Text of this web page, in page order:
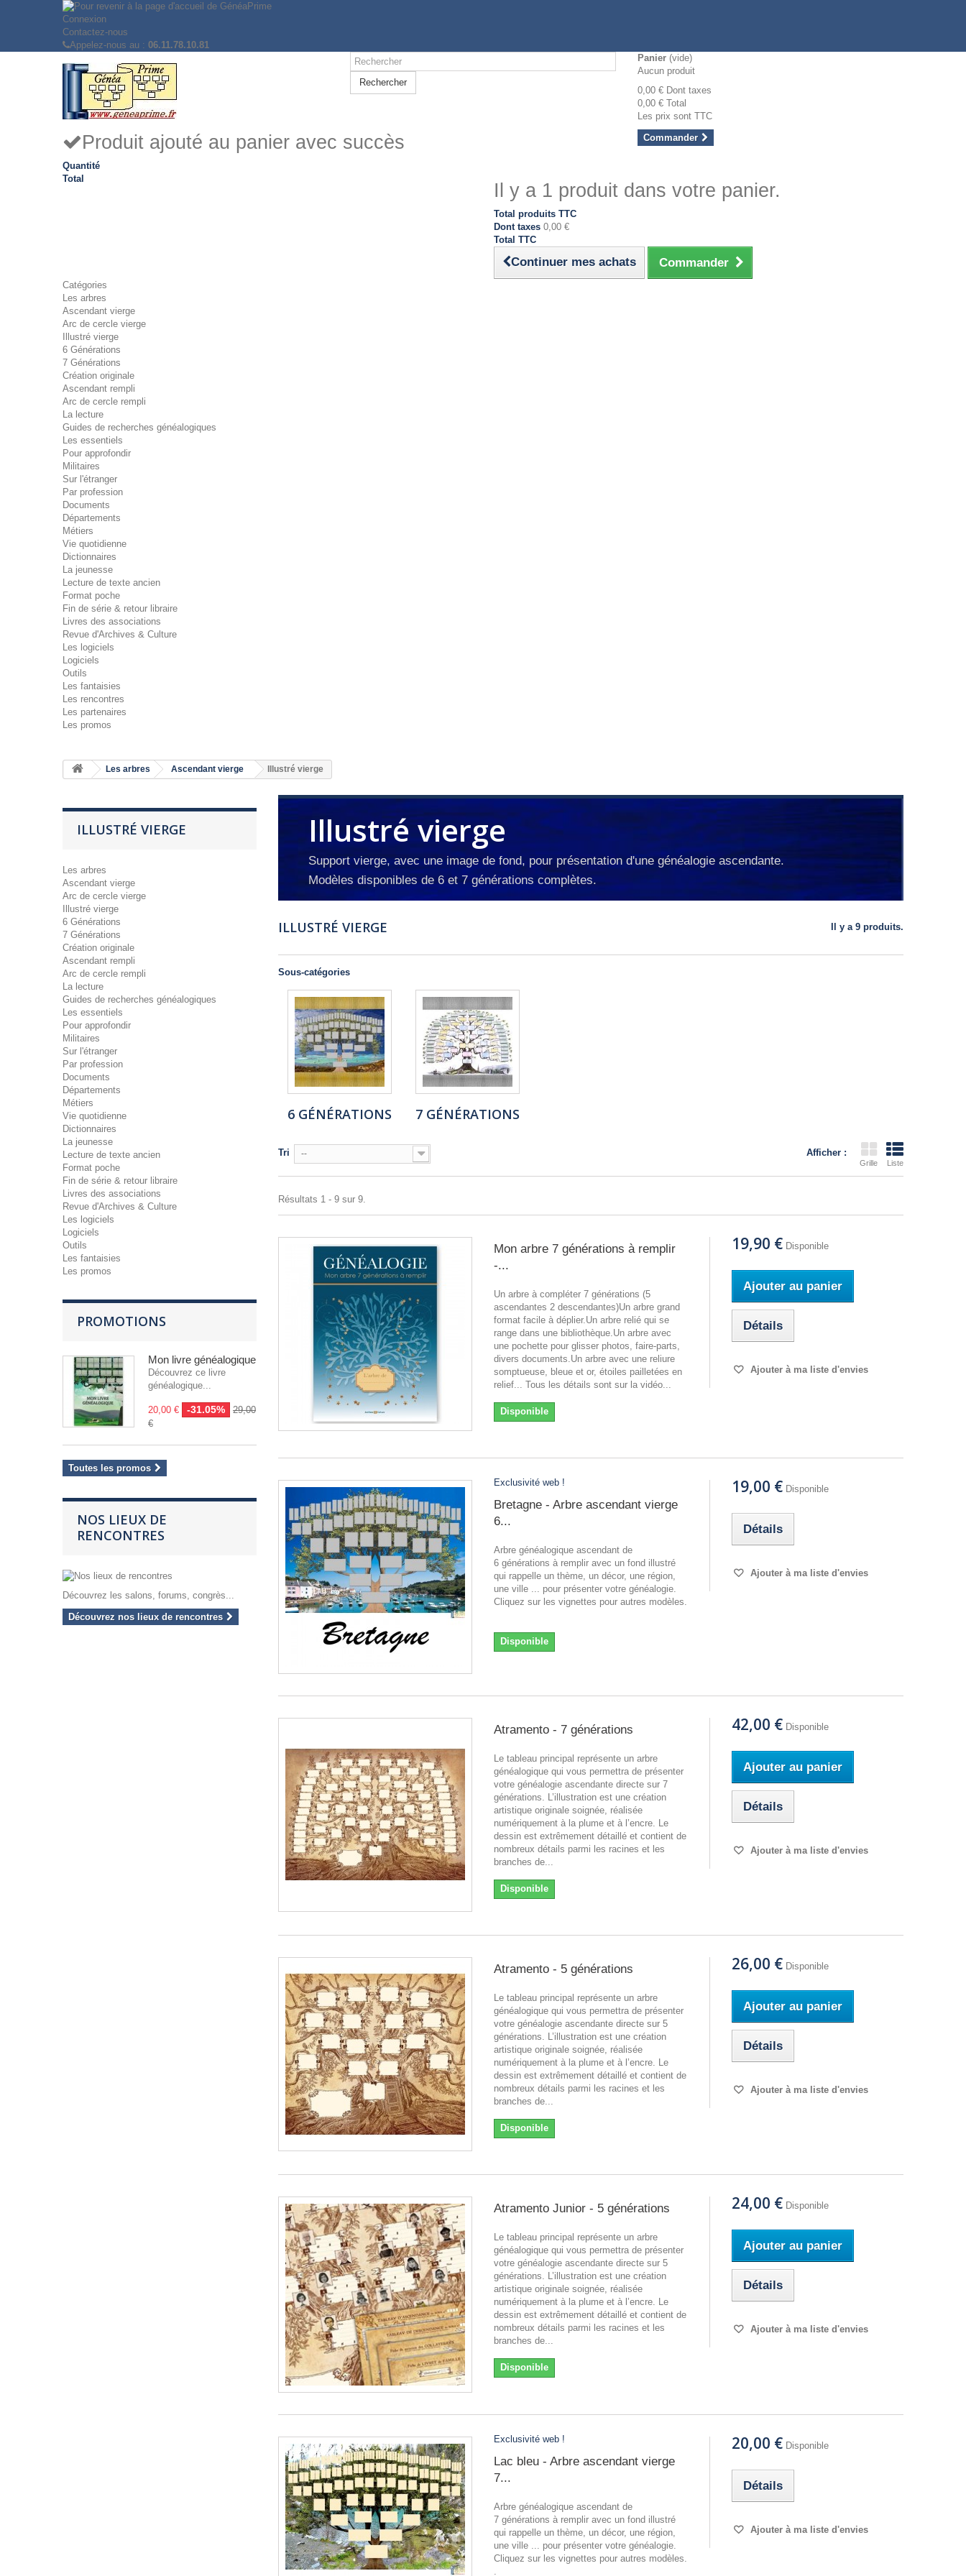
Connexion
Contactez-nous
Appelez-nous au : 06.11.78.10.81
Rechercher
Panier (vide)
Aucun produit
0,00 € Dont taxes
0,00 € Total
Les prix sont TTC
Commander
Produit ajouté au panier avec succès
Quantité
Total
Il y a 1 produit dans votre panier.
Total produits TTC
Dont taxes 0,00 €
Total TTC
Continuer mes achats Commander
Catégories
Les arbres
Ascendant vierge
Arc de cercle vierge
Illustré vierge
6 Générations
7 Générations
Création originale
Ascendant rempli
Arc de cercle rempli
La lecture
Guides de recherches généalogiques
Les essentiels
Pour approfondir
Militaires
Sur l'étranger
Par profession
Documents
Départements
Métiers
Vie quotidienne
Dictionnaires
La jeunesse
Lecture de texte ancien
Format poche
Fin de série & retour libraire
Livres des associations
Revue d'Archives & Culture
Les logiciels
Logiciels
Outils
Les fantaisies
Les rencontres
Les partenaires
Les promos
Les arbres Ascendant vierge Illustré vierge
ILLUSTRÉ VIERGE
Les arbres
Ascendant vierge
Arc de cercle vierge
Illustré vierge
6 Générations
7 Générations
Création originale
Ascendant rempli
Arc de cercle rempli
La lecture
Guides de recherches généalogiques
Les essentiels
Pour approfondir
Militaires
Sur l'étranger
Par profession
Documents
Départements
Métiers
Vie quotidienne
Dictionnaires
La jeunesse
Lecture de texte ancien
Format poche
Fin de série & retour libraire
Livres des associations
Revue d'Archives & Culture
Les logiciels
Logiciels
Outils
Les fantaisies
Les promos
PROMOTIONS
Mon livre généalogique
Découvrez ce livre
généalogique...
20,00 € -31.05%
29,00
€
Toutes les promos
NOS LIEUX DE
RENCONTRES
Découvrez les salons, forums, congrès...
Découvrez nos lieux de rencontres
Illustré vierge
Support vierge, avec une image de fond, pour présentation d'une généalogie ascendante.
Modèles disponibles de 6 et 7 générations complètes.
ILLUSTRÉ VIERGE Il y a 9 produits.
Sous-catégories
6 GÉNÉRATIONS 7 GÉNÉRATIONS
Afficher :
Grille Liste
Tri --
Résultats 1 - 9 sur 9.
Mon arbre 7 générations à remplir
-...
Un arbre à compléter 7 générations (5
ascendantes 2 descendantes)Un arbre grand
format facile à déplier.Un arbre relié qui se
range dans une bibliothèque.Un arbre avec
une pochette pour glisser photos, faire-parts,
divers documents.Un arbre avec une reliure
somptueuse, bleue et or, étoiles pailletées en
relief... Tous les détails sont sur la vidéo...
Disponible
19,90 € Disponible
Ajouter au panier
Détails
Ajouter à ma liste d'envies
Exclusivité web !
Bretagne - Arbre ascendant vierge
6...
Arbre généalogique ascendant de
6 générations à remplir avec un fond illustré
qui rappelle un thème, un décor, une région,
une ville ... pour présenter votre généalogie.
Cliquez sur les vignettes pour autres modèles.
Disponible
19,00 € Disponible
Détails
Ajouter à ma liste d'envies
Atramento - 7 générations
Le tableau principal représente un arbre
généalogique qui vous permettra de présenter
votre généalogie ascendante directe sur 7
générations. L’illustration est une création
artistique originale soignée, réalisée
numériquement à la plume et à l’encre. Le
dessin est extrêmement détaillé et contient de
nombreux détails parmi les racines et les
branches de...
Disponible
42,00 € Disponible
Ajouter au panier
Détails
Ajouter à ma liste d'envies
Atramento - 5 générations
Le tableau principal représente un arbre
généalogique qui vous permettra de présenter
votre généalogie ascendante directe sur 5
générations. L’illustration est une création
artistique originale soignée, réalisée
numériquement à la plume et à l’encre. Le
dessin est extrêmement détaillé et contient de
nombreux détails parmi les racines et les
branches de...
Disponible
26,00 € Disponible
Ajouter au panier
Détails
Ajouter à ma liste d'envies
Atramento Junior - 5 générations
Le tableau principal représente un arbre
généalogique qui vous permettra de présenter
votre généalogie ascendante directe sur 5
générations. L’illustration est une création
artistique originale soignée, réalisée
numériquement à la plume et à l’encre. Le
dessin est extrêmement détaillé et contient de
nombreux détails parmi les racines et les
branches de...
Disponible
24,00 € Disponible
Ajouter au panier
Détails
Ajouter à ma liste d'envies
Exclusivité web !
Lac bleu - Arbre ascendant vierge
7...
Arbre généalogique ascendant de
7 générations à remplir avec un fond illustré
qui rappelle un thème, un décor, une région,
une ville ... pour présenter votre généalogie.
Cliquez sur les vignettes pour autres modèles.
.
20,00 € Disponible
Détails
Ajouter à ma liste d'envies